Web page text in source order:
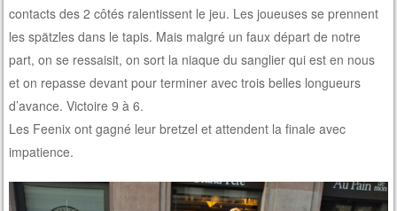
contacts des 2 côtés ralentissent le jeu. Les joueuses se prennent
les spätzles dans le tapis. Mais malgré un faux départ de notre
part, on se ressaisit, on sort la niaque du sanglier qui est en nous
et on repasse devant pour terminer avec trois belles longueurs
d’avance. Victoire 9 à 6.
Les Feenix ont gagné leur bretzel et attendent la finale avec
impatience.